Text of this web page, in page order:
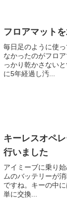
フロアマット
毎日足のように使
なかったのがフロ
っかり乾かさない
に5年経過し汚...
キーレスオペ
行いました
アイミーブに乗り
ムのバッテリーが
ですね。キーの中
単に交換...